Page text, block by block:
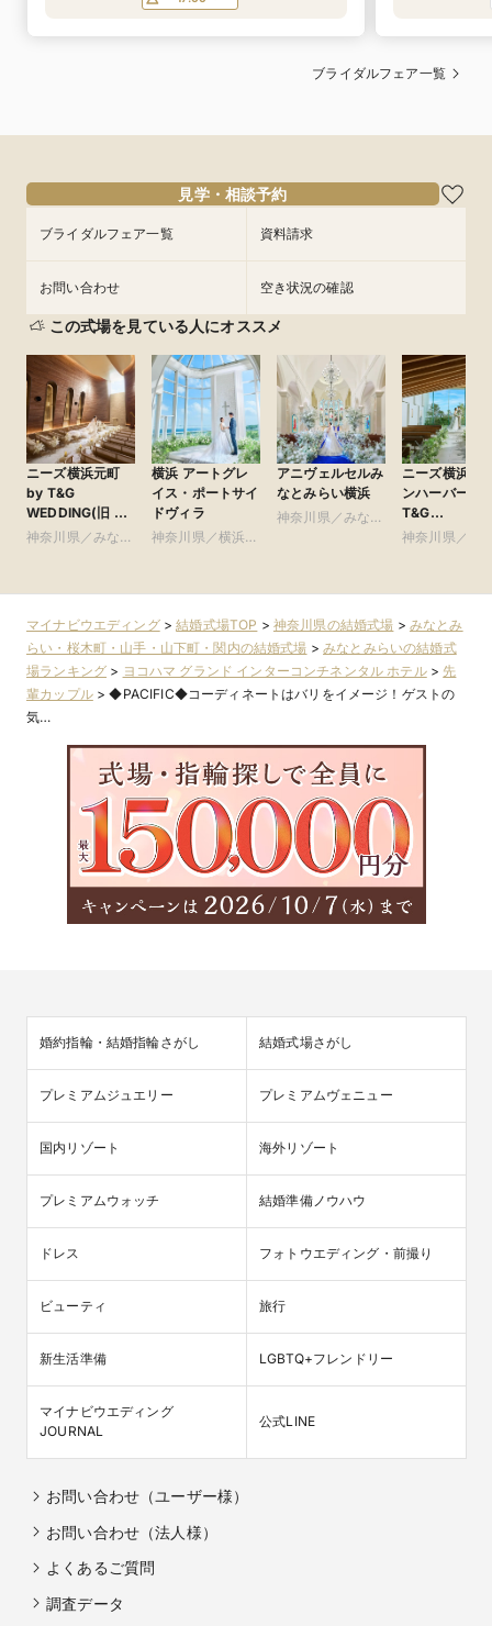
ブライダルフェア一覧
見学・相談予約
ブライダルフェア一覧 資料請求
お問い合わせ 空き状況の確認
この式場を見ている人にオススメ
ニーズ横浜元町
by T&G
WEDDING(旧 山
手迎賓館 横浜)
神奈川県／みなと
内
横浜 アートグレ
イス・ポートサイ
ドヴィラ
神奈川県／横浜・
アニヴェルセルみ
なとみらい横浜
神奈川県／みなと
ニーズ横浜コ
ンハーバー by
T&G
WEDDING(旧
神奈川県／横
マイナビウエディング>結婚式場TOP > 神奈川県の結婚式場 > みなとみ
らい・桜木町・山手・山下町・関内の結婚式場 >みなとみらいの結婚式
場ランキング > ヨコハマ グランド インターコンチネンタル ホテル> 先
輩カップル>◆PACIFIC◆コーディネートはバリをイメージ！ゲストの
気…
婚約指輪・結婚指輪さがし 結婚式場さがし
プレミアムジュエリー プレミアムヴェニュー
国内リゾート 海外リゾート
プレミアムウォッチ 結婚準備ノウハウ
ドレス フォトウエディング・前撮り
ビューティ 旅行
新生活準備 LGBTQ+フレンドリー
マイナビウエディング
JOURNAL
公式LINE
お問い合わせ（ユーザー様）
お問い合わせ（法人様）
よくあるご質問
調査データ